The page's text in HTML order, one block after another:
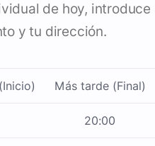
de hoy, introduce
y tu dirección.
Más tarde (Final)
20:00